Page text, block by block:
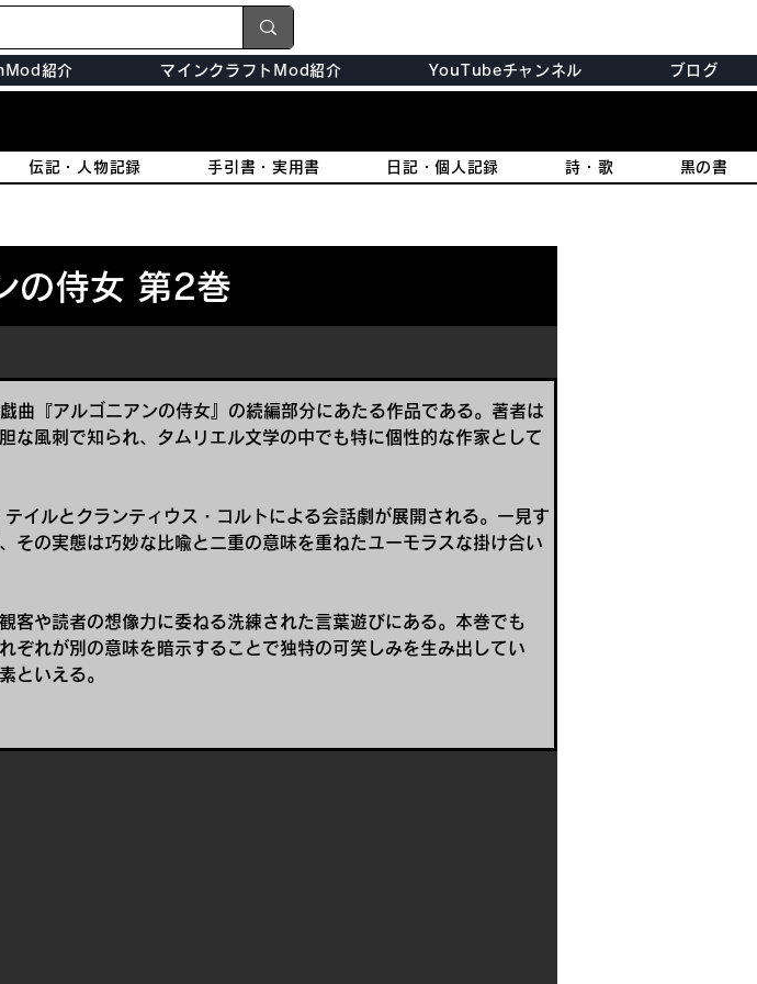
紹介 マインクラフトMod紹介 YouTubeチャンネル ブログ
伝記・人物記録 手引書・実用書 日記・個人記録 詩・歌 黒の書
の侍女 第2巻
曲『アルゴニアンの侍女』の続編部分にあたる作品である。著者は
風刺で知られ、タムリエル文学の中でも特に個性的な作家として
イルとクランティウス・コルトによる会話劇が展開される。一見す
その実態は巧妙な比喩と二重の意味を重ねたユーモラスな掛け合い
客や読者の想像力に委ねる洗練された言葉遊びにある。本巻でも
ぞれが別の意味を暗示することで独特の可笑しみを生み出してい
といえる。